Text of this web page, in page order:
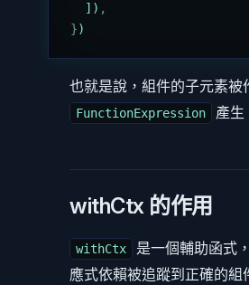
  ])
,
})
也就是說，組件的子元素被
FunctionExpression 產生
withCtx 的作用
withCtx
是一個輔助函式
應式依賴被追蹤到正確的組